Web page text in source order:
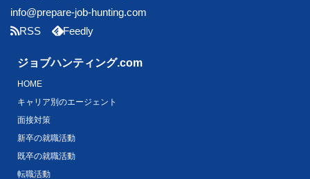
info@prepare-job-hunting.com
RSS
Feedly
ジョブハンティング.com
HOME
キャリア別のエージェント
面接対策
新卒の就職活動
既卒の就職活動
転職活動